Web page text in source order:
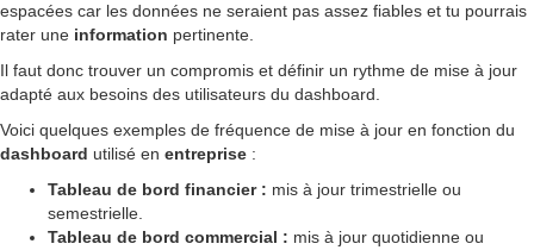
espacées car les données ne seraient pas assez fiables et tu pourrais
rater une information pertinente.
Il faut donc trouver un compromis et définir un rythme de mise à jour
adapté aux besoins des utilisateurs du dashboard.
Voici quelques exemples de fréquence de mise à jour en fonction du
dashboard utilisé en entreprise :
Tableau de bord financier : mis à jour trimestrielle ou
semestrielle.
Tableau de bord commercial : mis à jour quotidienne ou